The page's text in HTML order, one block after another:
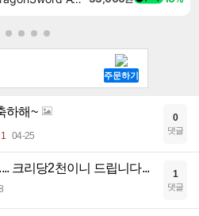
하해~
04-25
0
댓글
크리당2천이니 드립니다... 1
댓글